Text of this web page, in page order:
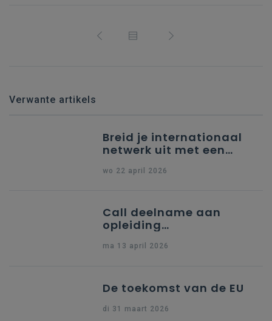
Verwante artikels
Breid je internationaal
netwerk uit met een
wo 22 april 2026
Call deelname aan
opleiding
indiening Erasmus+ KA1
ma 13 april 2026
De toekomst van de EU
di 31 maart 2026